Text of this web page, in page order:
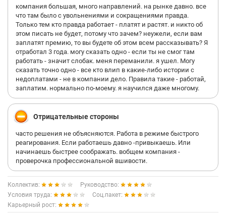
компания большая, много направлений. на рынке давно. все
что там было с увольнениями и сокращениями правда.
Только тем кто правда работает - платят и растят. и никто об
этом писать не будет, потому что зачем? неужели, если вам
заплатят премию, то вы будете об этом всем рассказывать? Я
отработал 3 года. могу сказать одно - если ты не смог там
работать - значит слобак. меня переманили. я ушел. Могу
сказать точно одно - все кто влип в какие-либо истории с
недоплатами - не в компании дело. Правила такие - работай,
заплатим. нормально по-моему. я научился даже многому.
Отрицательные стороны
часто решения не объясняются. Работа в режиме быстрого
реагирования. Если работаешь давно -привыкаешь. Или
начинаешь быстрее соображать. вобщем компания -
проверочка профессиональной вшивости.
Коллектив:
Руководство:
Условия труда:
Соц.пакет:
Карьерный рост: